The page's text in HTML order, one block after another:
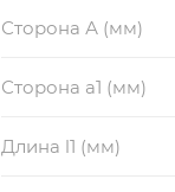
Сторона А (мм)
Сторона a1 (мм)
Длина l1 (мм)